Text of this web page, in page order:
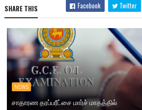
SHARE THIS Facebook Twitter
NEWS
சாதாரண தரப்பரீட்சை மார்ச் மாதத்தில்